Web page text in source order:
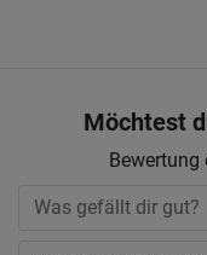
Möchtest
Bewertung